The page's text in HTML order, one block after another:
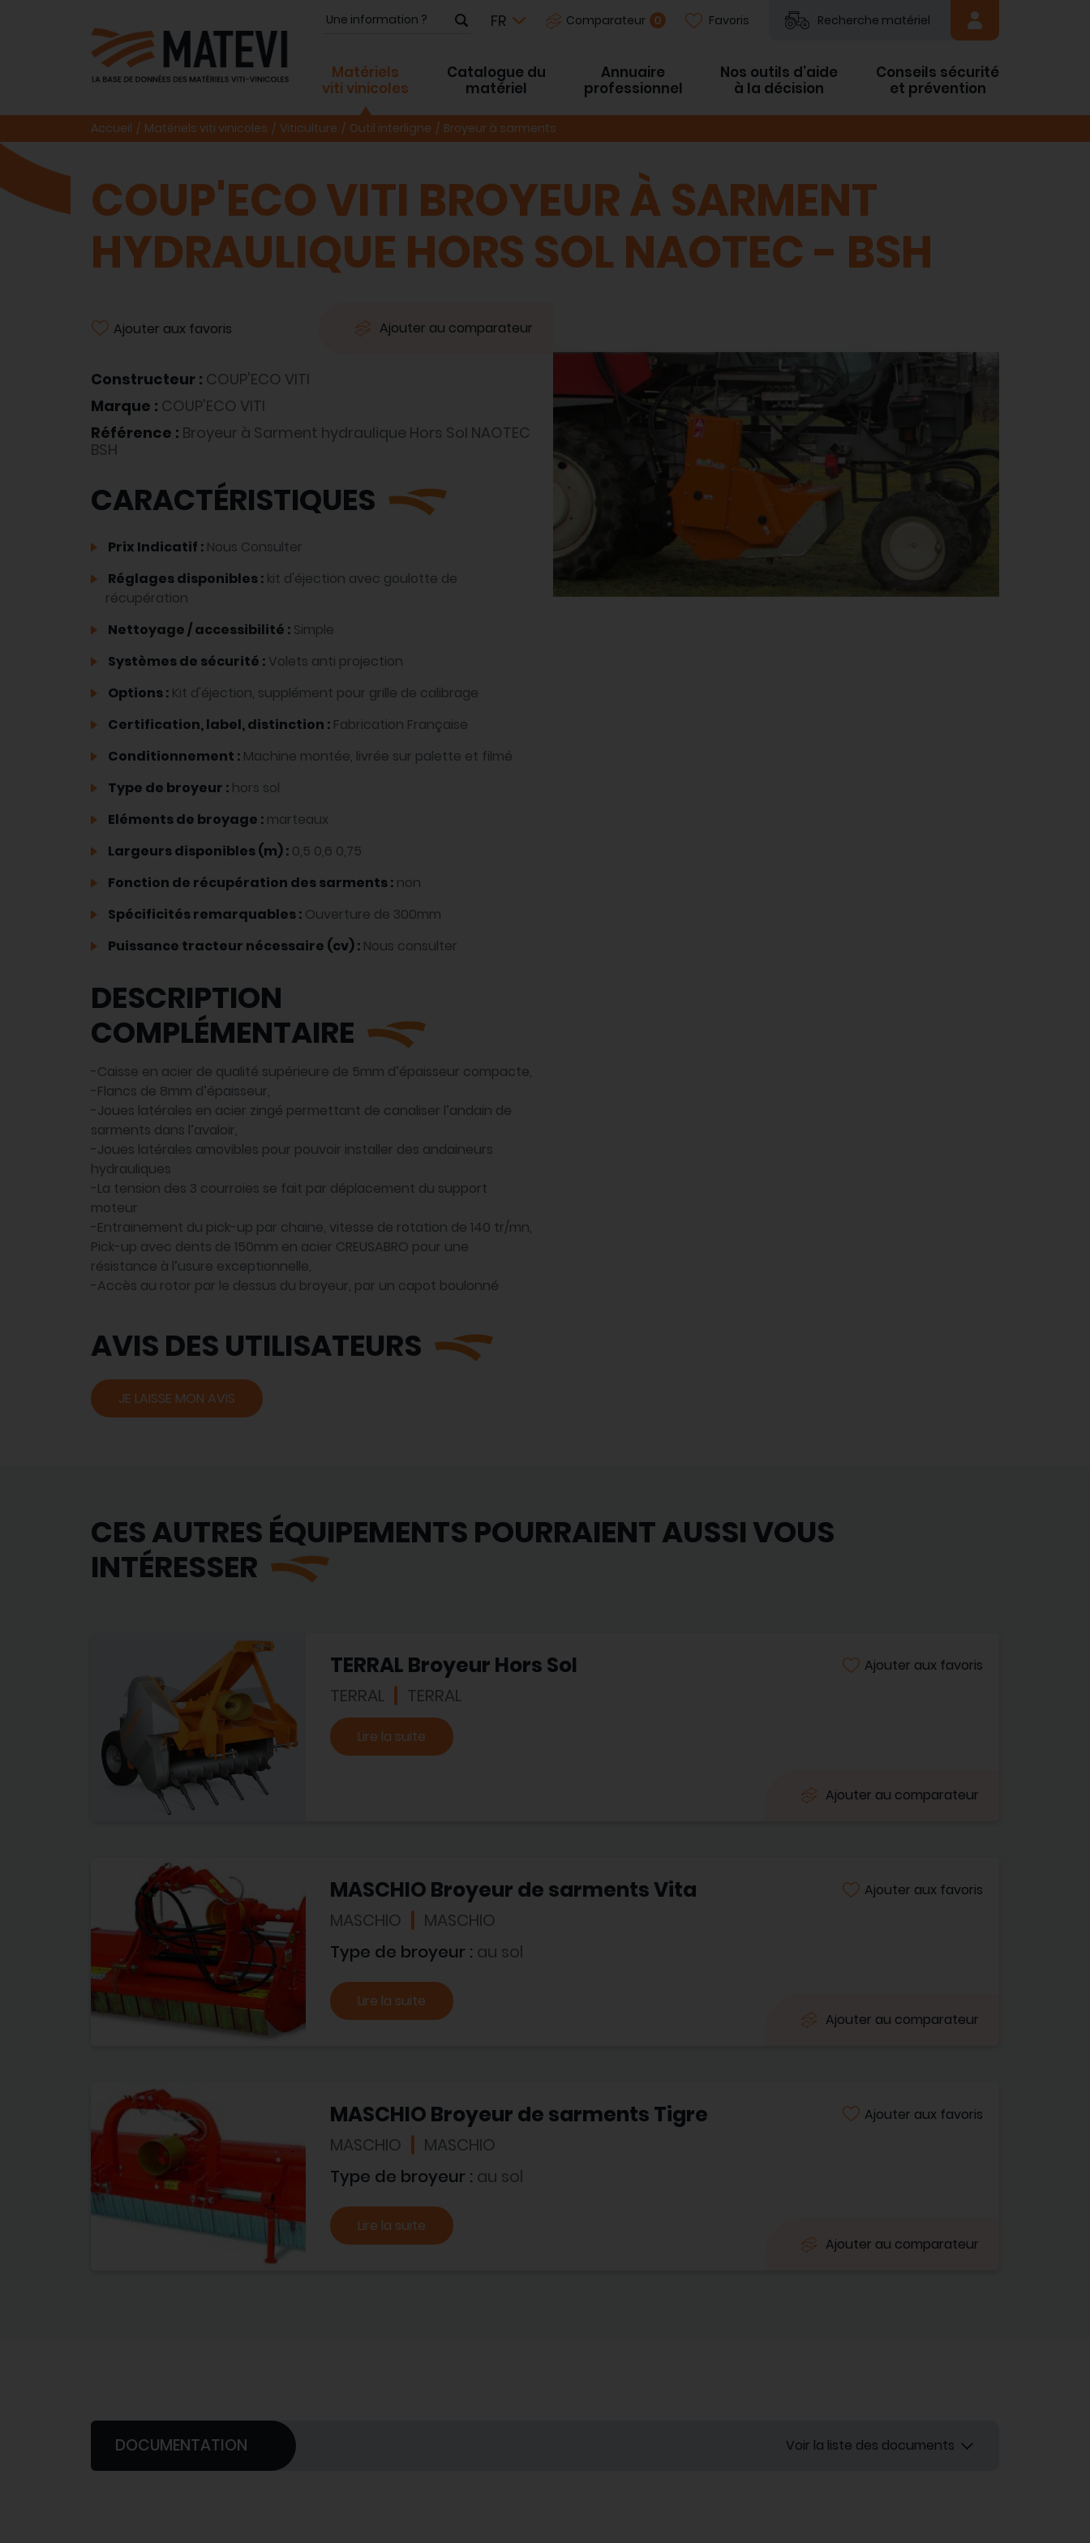
Comparateur 0 Favoris Recherche matériel
Matériels
viti vinicoles
Catalogue du
matériel
Annuaire
professionnel
Nos outils d’aide
à la décision
Conseils sécurité
et prévention
Accueil Matériels viti vinicoles Viticulture Outil interligne Broyeur à sarments
COUP'ECO VITI BROYEUR À SARMENT
HYDRAULIQUE HORS SOL NAOTEC - BSH
Ajouter aux favoris Ajouter au comparateur
Constructeur : COUP'ECO VITI
Marque : COUP'ECO VITI
Référence : Broyeur à Sarment hydraulique Hors Sol NAOTEC
BSH
CARACTÉRISTIQUES
Prix Indicatif : Nous Consulter
Réglages disponibles : kit d'éjection avec goulotte de
récupération
Nettoyage / accessibilité : Simple
Systèmes de sécurité : Volets anti projection
Options : Kit d'éjection, supplément pour grille de calibrage
Certification, label, distinction : Fabrication Française
Conditionnement : Machine montée, livrée sur palette et filmé
Type de broyeur : hors sol
Eléments de broyage : marteaux
Largeurs disponibles (m) : 0,5 0,6 0,75
Fonction de récupération des sarments : non
Spécificités remarquables : Ouverture de 300mm
Puissance tracteur nécessaire (cv) : Nous consulter
DESCRIPTION
COMPLÉMENTAIRE
-Caisse en acier de qualité supérieure de 5mm d’épaisseur compacte,
-Flancs de 8mm d’épaisseur,
-Joues latérales en acier zingé permettant de canaliser l’andain de
sarments dans l’avaloir,
-Joues latérales amovibles pour pouvoir installer des andaineurs
hydrauliques
-La tension des 3 courroies se fait par déplacement du support
moteur
-Entrainement du pick-up par chaine, vitesse de rotation de 140 tr/mn,
Pick-up avec dents de 150mm en acier CREUSABRO pour une
résistance à l’usure exceptionnelle,
-Accès au rotor par le dessus du broyeur, par un capot boulonné
AVIS DES UTILISATEURS
JE LAISSE MON AVIS
CES AUTRES ÉQUIPEMENTS POURRAIENT AUSSI VOUS
INTÉRESSER
TERRAL Broyeur Hors Sol
TERRAL TERRAL
Ajouter aux favoris
Lire la suite
Ajouter au comparateur
MASCHIO Broyeur de sarments Vita
MASCHIO MASCHIO
Ajouter aux favoris
Type de broyeur : au sol
Lire la suite
Ajouter au comparateur
MASCHIO Broyeur de sarments Tigre
MASCHIO MASCHIO
Ajouter aux favoris
Type de broyeur : au sol
Lire la suite
Ajouter au comparateur
DOCUMENTATION Voir la liste des documents